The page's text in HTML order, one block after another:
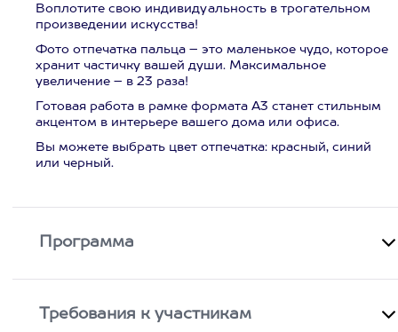
Воплотите свою индивидуальность в трогательном
произведении искусства!
Фото отпечатка пальца – это маленькое чудо, которое
хранит частичку вашей души. Максимальное
увеличение – в 23 раза!
Готовая работа в рамке формата А3 станет стильным
акцентом в интерьере вашего дома или офиса.
Вы можете выбрать цвет отпечатка: красный, синий
или черный.
Программа
Требования к участникам